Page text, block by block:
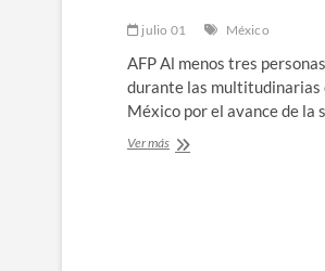
julio 01 México
AFP Al menos tres
durante las multitudinarias
México por el avance de la
Ver másTres